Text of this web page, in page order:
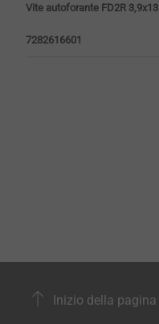
Vite autoforante FD2R 3,9x13
7282616601
Inizio della pagina